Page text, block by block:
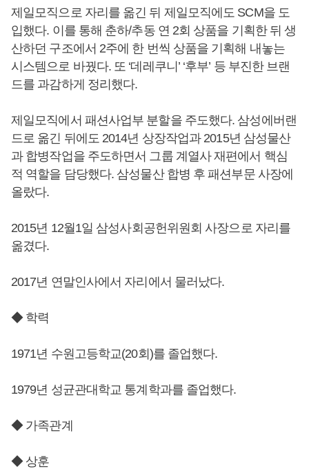
제일모직으로 자리를 옮긴 뒤 제일모직에도 SCM을 도
입했다. 이를 통해 춘하/추동 연 2회 상품을 기획한 뒤 생
산하던 구조에서 2주에 한 번씩 상품을 기획해 내놓는
시스템으로 바꿨다. 또 ‘데레쿠니’ ‘후부’ 등 부진한 브랜
드를 과감하게 정리했다.
제일모직에서 패션사업부 분할을 주도했다. 삼성에버랜
드로 옮긴 뒤에도 2014년 상장작업과 2015년 삼성물산
과 합병작업을 주도하면서 그룹 계열사 재편에서 핵심
적 역할을 담당했다. 삼성물산 합병 후 패션부문 사장에
올랐다.
2015년 12월1일 삼성사회공헌위원회 사장으로 자리를
옮겼다.
2017년 연말인사에서 자리에서 물러났다.
◆ 학력
1971년 수원고등학교(20회)를 졸업했다.
1979년 성균관대학교 통계학과를 졸업했다.
◆ 가족관계
◆ 상훈